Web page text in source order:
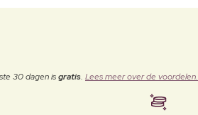
30 dagen isgratis. Lees meer over de voordelen.